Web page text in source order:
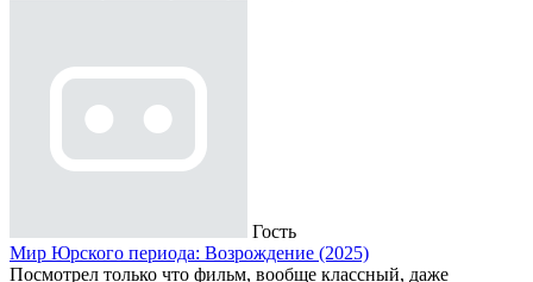
Гость
Мир Юрского периода: Возрождение (2025)
Посмотрел только что фильм, вообще классный, даже